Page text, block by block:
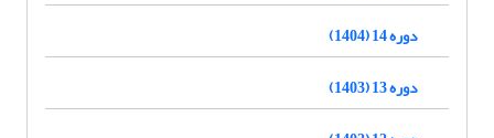
دوره 14 (1404)
دوره 13 (1403)